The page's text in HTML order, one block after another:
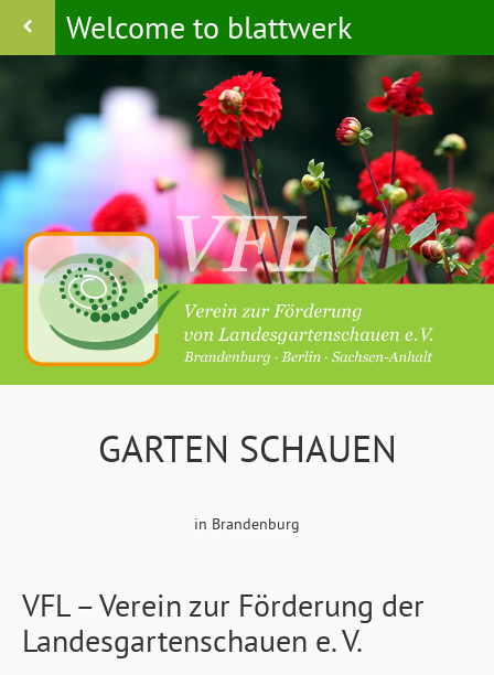
Welcome to blattwerk
GARTEN SCHAUEN
in Brandenburg
VFL – Verein zur Förderung der
Landesgartenschauen e. V.